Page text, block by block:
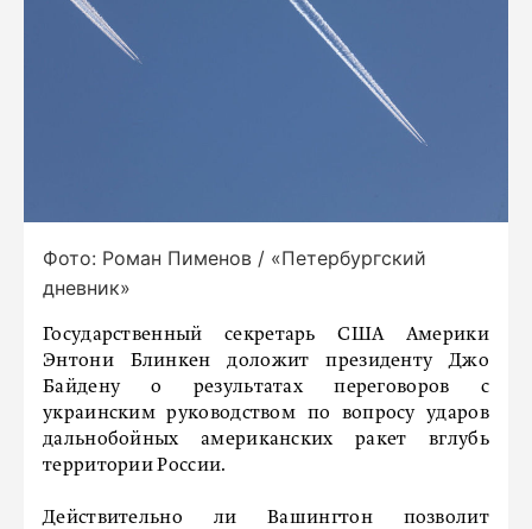
Фото: Роман Пименов / «Петербургский
дневник»
Государственный секретарь США Америки
Энтони Блинкен доложит президенту Джо
Байдену о результатах переговоров с
украинским руководством по вопросу ударов
дальнобойных американских ракет вглубь
территории России.
Действительно ли Вашингтон позволит